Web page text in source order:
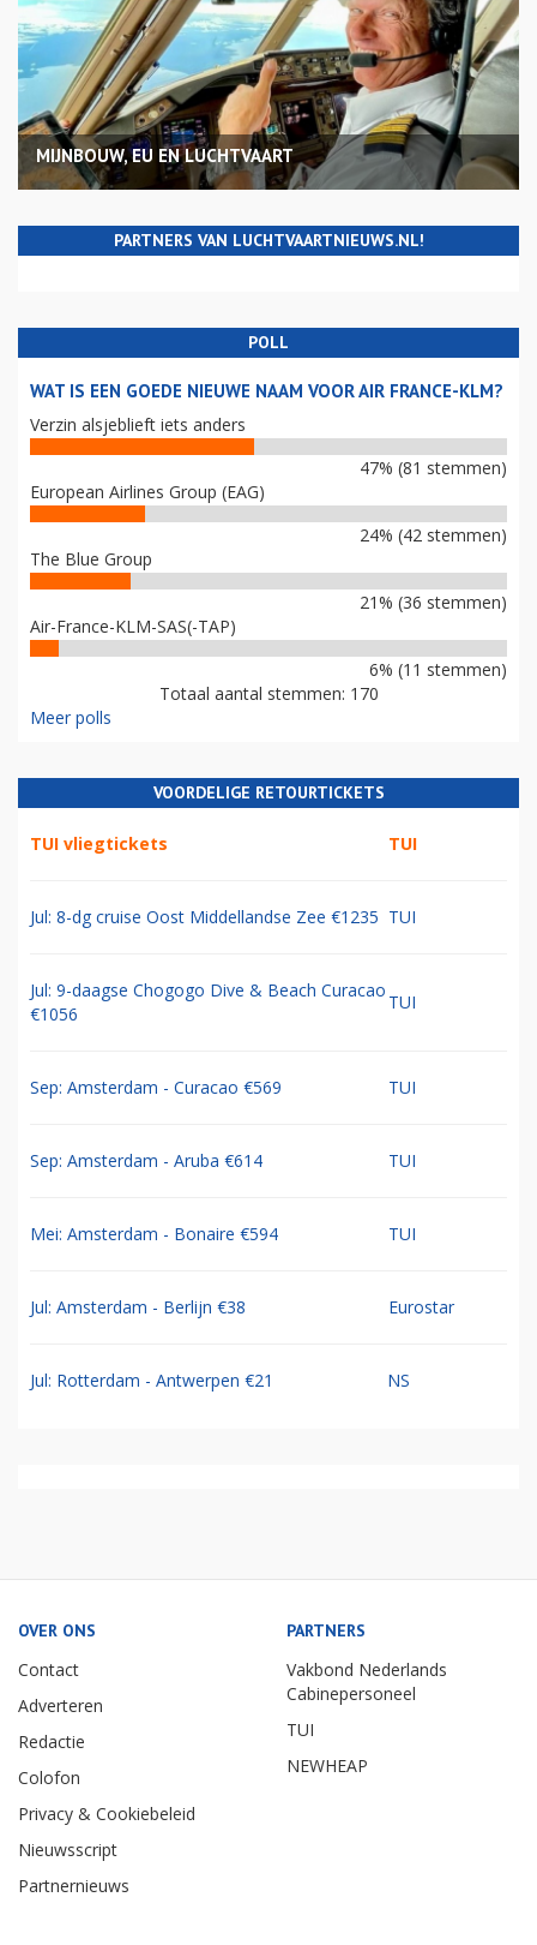
MIJNBOUW, EU EN LUCHTVAART
PARTNERS VAN LUCHTVAARTNIEUWS.NL!
POLL
WAT IS EEN GOEDE NIEUWE NAAM VOOR AIR FRANCE-KLM?
Verzin alsjeblieft iets anders
47% (81 stemmen)
European Airlines Group (EAG)
24% (42 stemmen)
The Blue Group
21% (36 stemmen)
Air-France-KLM-SAS(-TAP)
6% (11 stemmen)
Totaal aantal stemmen: 170
Meer polls
VOORDELIGE RETOURTICKETS
TUI vliegtickets TUI
Jul: 8-dg cruise Oost Middellandse Zee €1235 TUI
Jul: 9-daagse Chogogo Dive & Beach Curacao
€1056
TUI
Sep: Amsterdam - Curacao €569 TUI
Sep: Amsterdam - Aruba €614 TUI
Mei: Amsterdam - Bonaire €594 TUI
Jul: Amsterdam - Berlijn €38 Eurostar
Jul: Rotterdam - Antwerpen €21 NS
OVER ONS
Contact
Adverteren
Redactie
Colofon
Privacy & Cookiebeleid
Nieuwsscript
Partnernieuws
PARTNERS
Vakbond Nederlands
Cabinepersoneel
TUI
NEWHEAP